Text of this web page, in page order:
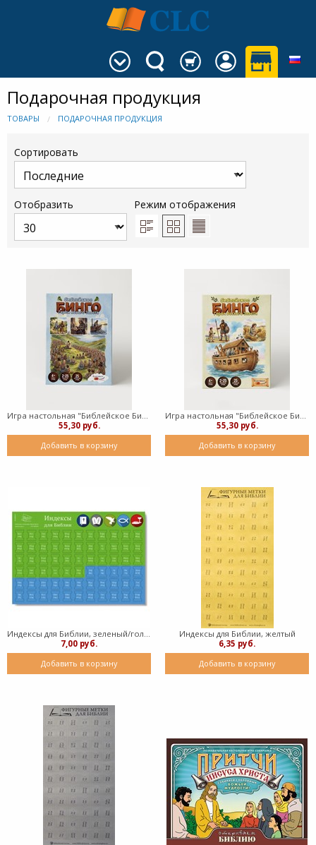
Подарочная продукция
ТОВАРЫ ПОДАРОЧНАЯ ПРОДУКЦИЯ
Сортировать
Отобразить Режим отображения
55,30 руб.
Добавить в корзину
55,30 руб.
Добавить в корзину
7,00 руб.
Добавить в корзину
Индексы для Библии, желтый
6,35 руб.
Добавить в корзину